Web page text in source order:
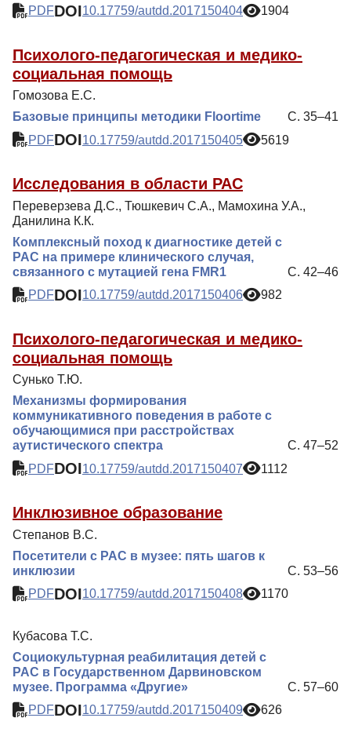
PDFDOI10.17759/autdd.2017150404 1904
Психолого-педагогическая и медико-
социальная помощь
Гомозова Е.С.
Базовые принципы методики Floortime
С. 35–41
PDFDOI10.17759/autdd.2017150405 5619
Исследования в области РАС
Переверзева Д.С., Тюшкевич С.А., Мамохина У.А.,
Данилина К.К.
Комплексный поход к диагностике детей с
РАС на примере клинического случая,
связанного с мутацией гена FMR1
С. 42–46
PDFDOI10.17759/autdd.2017150406 982
Психолого-педагогическая и медико-
социальная помощь
Сунько Т.Ю.
Механизмы формирования
коммуникативного поведения в работе с
обучающимися при расстройствах
аутистического спектра
С. 47–52
PDFDOI10.17759/autdd.2017150407 1112
Инклюзивное образование
Степанов В.С.
Посетители с РАС в музее: пять шагов к
инклюзии
С. 53–56
PDFDOI10.17759/autdd.2017150408 1170
Кубасова Т.С.
Социокультурная реабилитация детей с
РАС в Государственном Дарвиновском
музее. Программа «Другие»
С. 57–60
PDFDOI10.17759/autdd.2017150409 626